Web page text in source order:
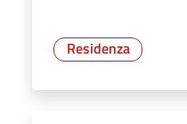
Residenza